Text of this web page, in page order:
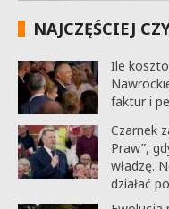
NAJCZĘŚCIEJ
Ile
faktur i
Czarnek
Praw”,
władzę.
działać